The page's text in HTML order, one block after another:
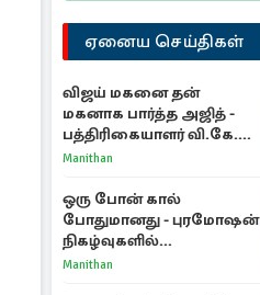
மறுக்கப்பட்ட
மனிதாபிமானப்
பேரவலம்
ஏனைய செய்திகள்
விஜய் மகனை தன்
மகனாக பார்த்த அஜித் -
பத்திரிகையாளர் வி.கே.
சுந்தர் ஓபன் டாக்!
Manithan
ஒரு போன் கால்
போதுமானது - புரமோஷன்
நிகழ்வுகளில்
பங்கேற்காதது குறித்து
Manithan